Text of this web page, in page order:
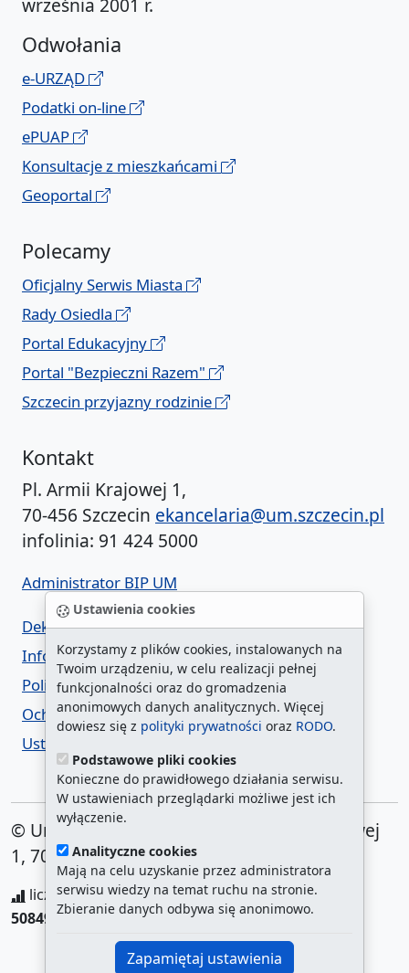
Ustawienia cookies
Korzystamy z plików cookies, instalowanych na
Twoim urządzeniu, w celu realizacji pełnej
funkcjonalności oraz do gromadzenia
anonimowych danych analitycznych. Więcej
dowiesz się z polityki prywatności oraz RODO.
Podstawowe pliki cookies
Konieczne do prawidłowego działania serwisu.
W ustawieniach przeglądarki możliwe jest ich
wyłączenie.
Analityczne cookies
Mają na celu uzyskanie przez administratora
serwisu wiedzy na temat ruchu na stronie.
Zbieranie danych odbywa się anonimowo.
Zapamiętaj ustawienia
września 2001 r.
Odwołania
e-URZĄD
Podatki on-line
ePUAP
Konsultacje z mieszkańcami
Geoportal
Polecamy
Oficjalny Serwis Miasta
Rady Osiedla
Portal Edukacyjny
Portal "Bezpieczni Razem"
Szczecin przyjazny rodzinie
Kontakt
Pl. Armii Krajowej 1,
70-456 Szczecin ekancelaria@um.szczecin.pl
infolinia: 91 424 5000
Administrator BIP UM
Deklaracja dostępności
Informacja o urzędzie w ETR
Polityka prywatności
Ochrona danych osobowych
Ustawienia cookies
© Urząd Miasta Szczecin. Plac Armii Krajowej
1, 70-456 Szczecin
liczba wyświetleń:208294344/ aktualna strona:
508493/najczęściej odwiedzane strony